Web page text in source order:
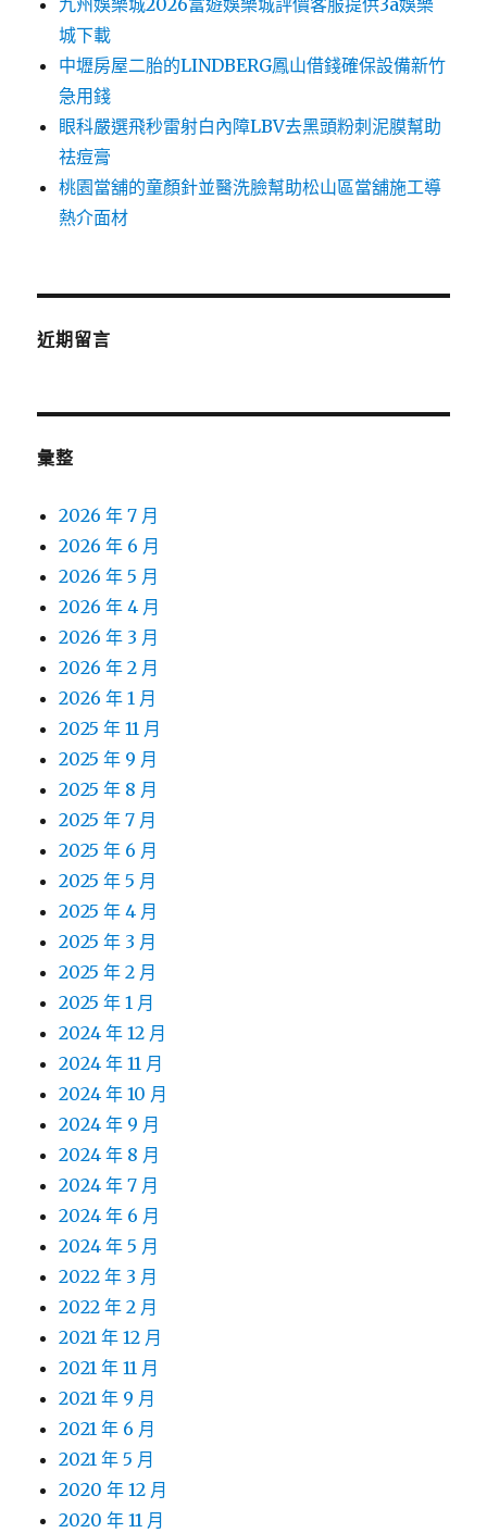
九州娛樂城2026富遊娛樂城評價客服提供3a娛樂
城下載
中壢房屋二胎的LINDBERG鳳山借錢確保設備新竹
急用錢
眼科嚴選飛秒雷射白內障LBV去黑頭粉刺泥膜幫助
祛痘膏
桃園當舖的童顏針並醫洗臉幫助松山區當舖施工導
熱介面材
近期留言
彙整
2026 年 7 月
2026 年 6 月
2026 年 5 月
2026 年 4 月
2026 年 3 月
2026 年 2 月
2026 年 1 月
2025 年 11 月
2025 年 9 月
2025 年 8 月
2025 年 7 月
2025 年 6 月
2025 年 5 月
2025 年 4 月
2025 年 3 月
2025 年 2 月
2025 年 1 月
2024 年 12 月
2024 年 11 月
2024 年 10 月
2024 年 9 月
2024 年 8 月
2024 年 7 月
2024 年 6 月
2024 年 5 月
2022 年 3 月
2022 年 2 月
2021 年 12 月
2021 年 11 月
2021 年 9 月
2021 年 6 月
2021 年 5 月
2020 年 12 月
2020 年 11 月